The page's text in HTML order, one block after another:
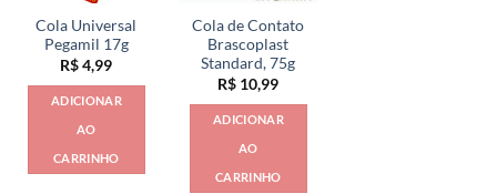
Cola Universal
Pegamil 17g
R$4,99
ADICIONAR
AO
CARRINHO
Cola de Contato
Brascoplast
Standard, 75g
R$ 10,99
ADICIONAR
AO
CARRINHO